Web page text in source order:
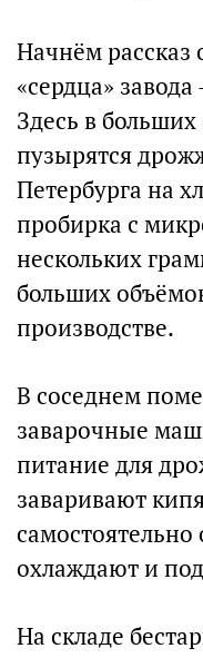
Начнём рассказ
«сердца»
Здесь в больших
пузырятся
Петербурга на
пробирка с
нескольких
больших
производстве.
В соседнем
заварочные
питание для
заваривают
самостоятельно
охлаждают и
На складе